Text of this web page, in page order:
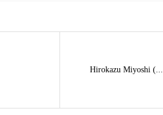
Hirokazu Miyoshi (...